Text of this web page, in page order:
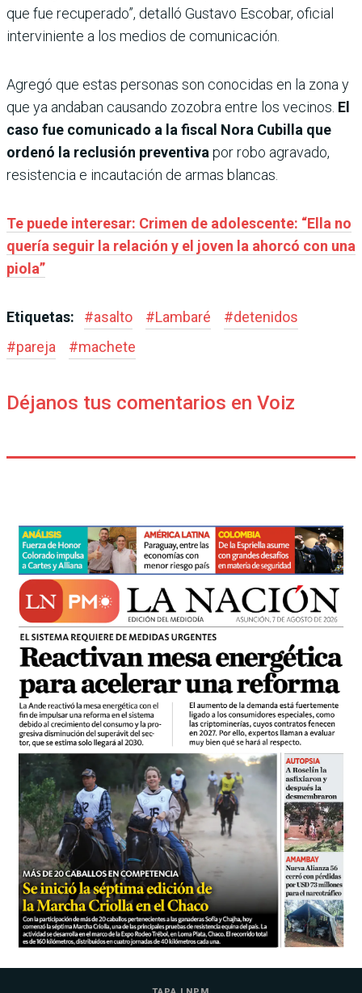
que fue recuperado”, detalló Gustavo Escobar, oficial
interviniente a los medios de comunicación.
Agregó que estas personas son conocidas en la zona y
que ya andaban causando zozobra entre los vecinos. El
caso fue comunicado a la fiscal Nora Cubilla que
ordenó la reclusión preventiva por robo agravado,
resistencia e incautación de armas blancas.
Te puede interesar: Crimen de adolescente: “Ella no
quería seguir la relación y el joven la ahorcó con una
piola”
Etiquetas: #asalto #Lambaré #detenidos
#pareja #machete
Déjanos tus comentarios en Voiz